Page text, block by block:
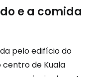
e a comida
pelo edifício do
centro de Kuala